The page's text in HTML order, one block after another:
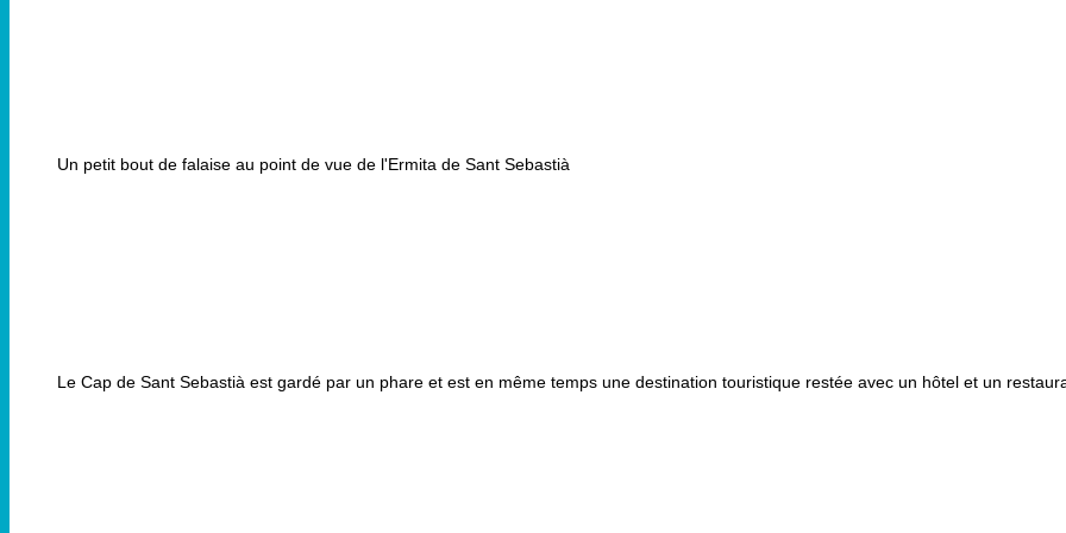
Un petit bout de falaise au point de vue de l'Ermita de Sant Sebastià
Le Cap de Sant Sebastià est gardé par un phare et est en même temps une destination touristique restée avec un hôtel et un